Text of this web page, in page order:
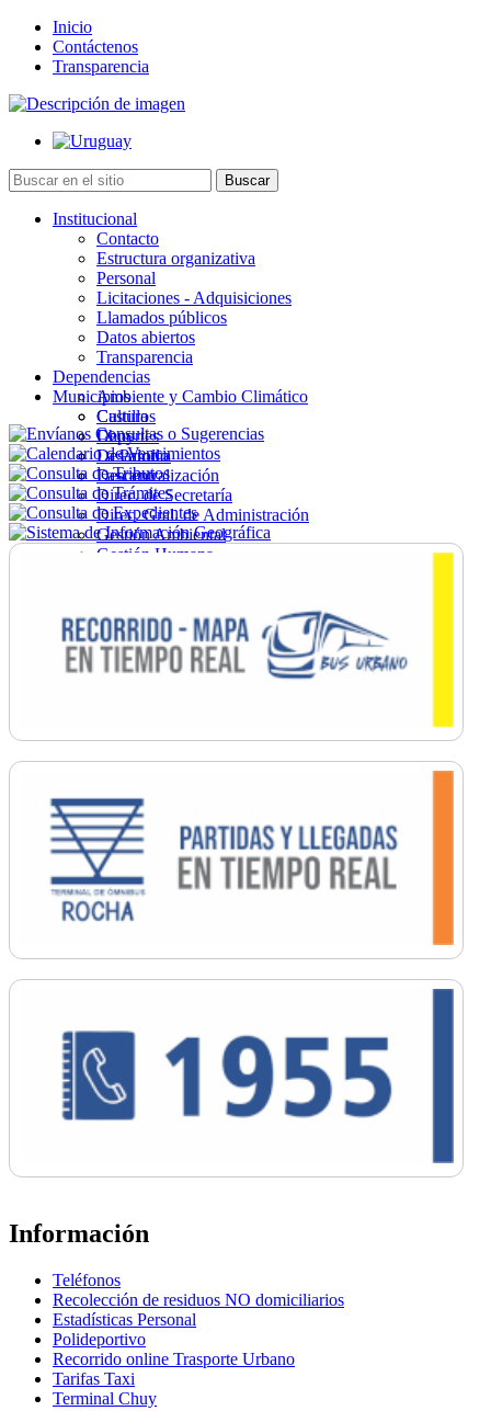
Inicio
Contáctenos
Transparencia
Institucional
Contacto
Estructura organizativa
Personal
Licitaciones - Adquisiciones
Llamados públicos
Datos abiertos
Transparencia
Dependencias
Ambiente y Cambio Climático
Cultura
Deportes
Desarrollo
Descentralización
Direc. de Secretaría
Direc. Gral. de Administración
Gestión Ambiental
Gestión Humana
Ordenamiento
Promoción Social
Salud
Secretaría General
Municipios
Castillos
Chuy
La Paloma
Lascano
Información
Teléfonos
Recolección de residuos NO domiciliarios
Estadísticas Personal
Polideportivo
Recorrido online Trasporte Urbano
Tarifas Taxi
Terminal Chuy